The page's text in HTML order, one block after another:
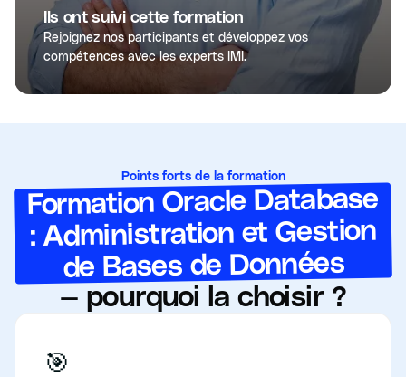
Ils ont suivi cette formation
Rejoignez nos participants et développez vos
compétences avec les experts IMI.
Points forts de la formation
Formation Oracle Database
: Administration et Gestion
de Bases de Données
— pourquoi la choisir ?
🎯